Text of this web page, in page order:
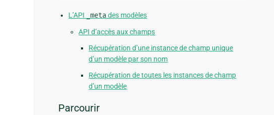
L’API _metades modèles
API d’accès aux champs
Récupération d’une instance de champ unique
d’un modèle par son nom
Récupération de toutes les instances de champ
d’un modèle
Parcourir